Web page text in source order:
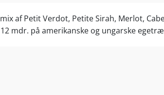
fra bugten nyder dette område
og druernes ekstra lange ”hang
af Petit Verdot, Petite Sirah, Merlot,
mdr. på amerikanske og ungarske